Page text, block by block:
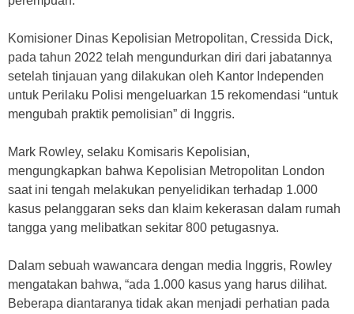
Komisioner Dinas Kepolisian Metropolitan, Cressida Dick,
pada tahun 2022 telah mengundurkan diri dari jabatannya
setelah tinjauan yang dilakukan oleh Kantor Independen
untuk Perilaku Polisi mengeluarkan 15 rekomendasi “untuk
mengubah praktik pemolisian” di Inggris.
Mark Rowley, selaku Komisaris Kepolisian,
mengungkapkan bahwa Kepolisian Metropolitan London
saat ini tengah melakukan penyelidikan terhadap 1.000
kasus pelanggaran seks dan klaim kekerasan dalam rumah
tangga yang melibatkan sekitar 800 petugasnya.
Dalam sebuah wawancara dengan media Inggris, Rowley
mengatakan bahwa, “ada 1.000 kasus yang harus dilihat.
Beberapa diantaranya tidak akan menjadi perhatian pada